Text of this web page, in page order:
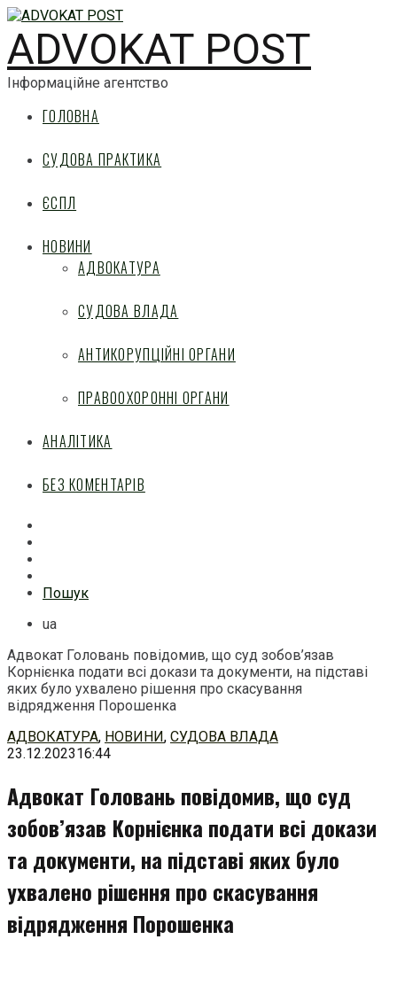
ADVOKAT POST
Інформаційне агентство
ГОЛОВНА
СУДОВА ПРАКТИКА
ЄСПЛ
НОВИНИ
АДВОКАТУРА
СУДОВА ВЛАДА
АНТИКОРУПЦІЙНІ ОРГАНИ
ПРАВООХОРОННІ ОРГАНИ
АНАЛІТИКА
БЕЗ КОМЕНТАРІВ
Пошук
ua
Адвокат Головань повідомив, що суд зобов’язав
Корнієнка подати всі докази та документи, на підставі
яких було ухвалено рішення про скасування
відрядження Порошенка
Перейти
до
АДВОКАТУРА, НОВИНИ, СУДОВА ВЛАДА
23.12.202316:44
Адвокат Головань повідомив, що суд
зобов’язав Корнієнка подати всі докази
та документи, на підставі яких було
ухвалено рішення про скасування
відрядження Порошенка